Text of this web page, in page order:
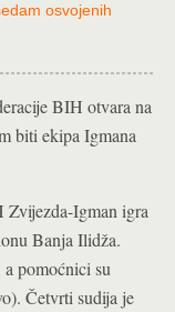
osvojenih
BIH otvara na
biti ekipa Igmana
Zvijezda-Igman igra
Banja Ilidža.
pomoćnici su
Četvrti sudija je